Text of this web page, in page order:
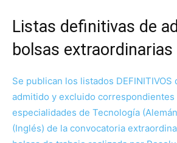
Listas definitivas de
bolsas extraordinarias
Se publican los listados DEFINITIVOS
admitido y excluido correspondientes
especialidades de Tecnología
(Inglés) de la convocatoria